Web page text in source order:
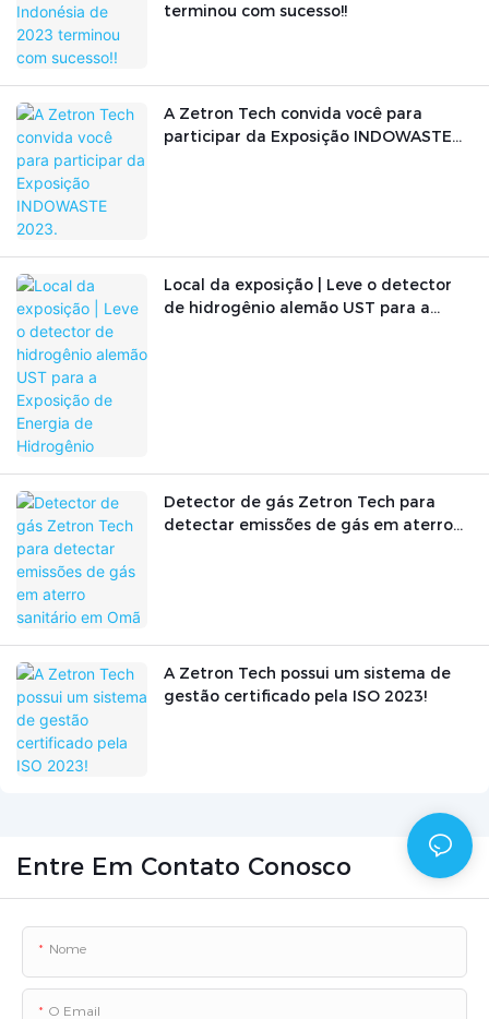
terminou com sucesso!!
A Zetron Tech convida você para
participar da Exposição INDOWASTE
Local da exposição | Leve o detector
de hidrogênio alemão UST para a
Detector de gás Zetron Tech para
detectar emissões de gás em aterro
A Zetron Tech possui um sistema de
gestão certificado pela ISO 2023!
Entre Em Contato Conosco
Nome
O Email